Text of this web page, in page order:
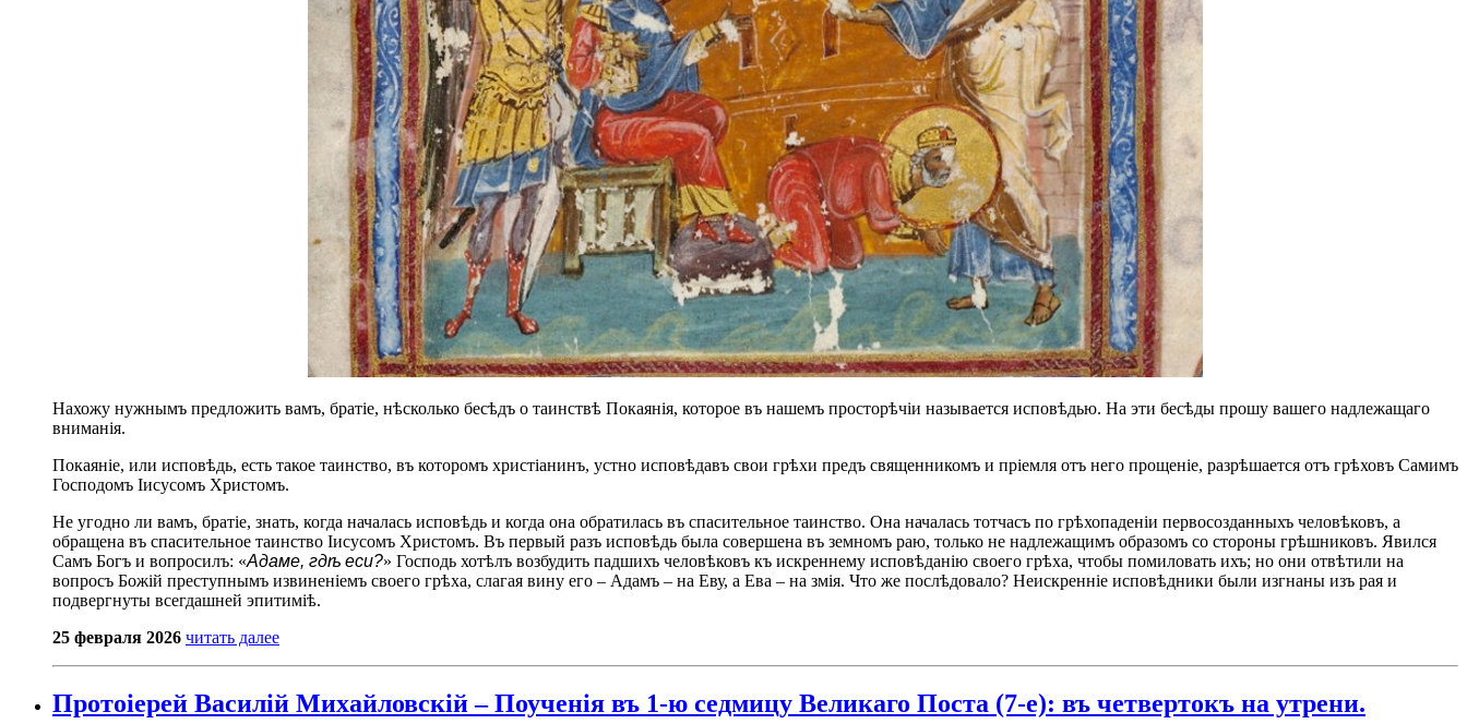
Нахожу нужнымъ предложить вамъ, братіе, нѣсколько бесѣдъ о таинствѣ Покаянія, которое въ нашемъ просторѣчіи называется исповѣдью. На эти бесѣды прошу вашего надлежащаго
вниманія.
Покаяніе, или исповѣдь, есть такое таинство, въ которомъ христіанинъ, устно исповѣдавъ свои грѣхи предъ священникомъ и пріемля отъ него прощеніе, разрѣшается отъ грѣховъ Самимъ
Господомъ Іисусомъ Христомъ.
Не угодно ли вамъ, братіе, знать, когда началась исповѣдь и когда она обратилась въ спасительное таинство. Она началась тотчасъ по грѣхопаденіи первосозданныхъ человѣковъ, а
обращена въ спасительное таинство Іисусомъ Христомъ. Въ первый разъ исповѣдь была совершена въ земномъ раю, только не надлежащимъ образомъ со стороны грѣшниковъ. Явился
Самъ Богъ и вопросилъ: «Адаме, гдѣ еси?» Господь хотѣлъ возбудить падшихъ человѣковъ къ искреннему исповѣданію своего грѣха, чтобы помиловать ихъ; но они отвѣтили на
вопросъ Божій преступнымъ извиненіемъ своего грѣха, слагая вину его – Адамъ – на Еву, а Ева – на змія. Что же послѣдовало? Неискренніе исповѣдники были изгнаны изъ рая и
подвергнуты всегдашней эпитиміѣ.
25 февраля 2026 читать далее
Протоіерей Василій Михайловскій – Поученія въ 1-ю седмицу Великаго Поста (7-е): въ четвертокъ на утрени.